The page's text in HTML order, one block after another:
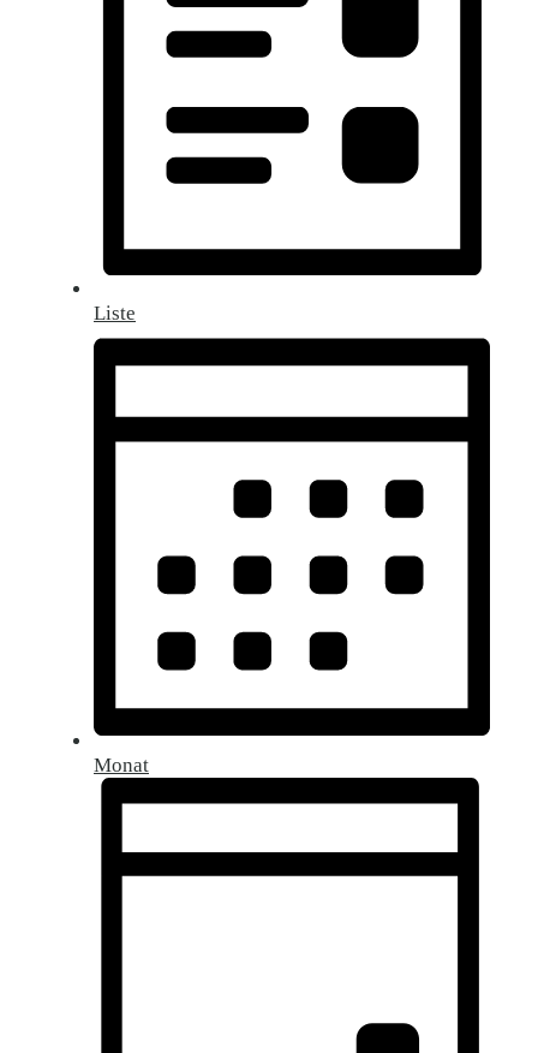
Liste
Monat